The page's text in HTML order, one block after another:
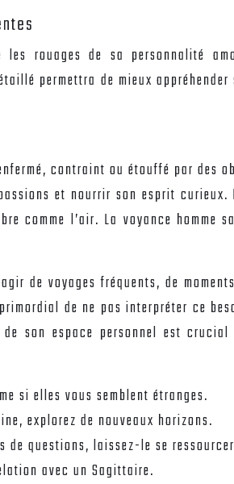
rouages de sa personnalité
permettra de mieux
contraint ou étouffé par des
et nourrir son esprit
comme l’air. La voyance homme
de voyages fréquents, de
de ne pas interpréter ce
son espace personnel est
si elles vous semblent étranges.
explorez de nouveaux horizons.
de questions, laissez-le se
avec un Sagittaire.